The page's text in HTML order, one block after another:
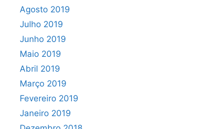
Agosto 2019
Julho 2019
Junho 2019
Maio 2019
Abril 2019
Março 2019
Fevereiro 2019
Janeiro 2019